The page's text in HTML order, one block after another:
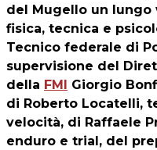
del Mugello un lungo
fisica, tecnica e
Tecnico federale di
supervisione del
della FMI
Giorgio
di Roberto Locatelli,
velocità, di Raffaele
enduro e trial, del